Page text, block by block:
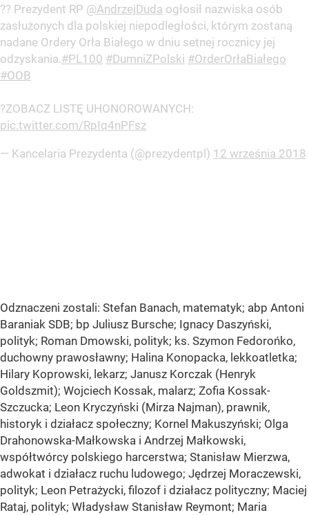
?? Prezydent RP @AndrzejDuda ogłosił nazwiska osób
zasłużonych dla polskiej niepodległości, którym zostaną
nadane Ordery Orła Białego w dniu setnej rocznicy jej
odzyskania.#PL100 #DumniZPolski #OrderOrłaBiałego
#OOB
?ZOBACZ LISTĘ UHONOROWANYCH:
pic.twitter.com/RpIq4nPFsz
— Kancelaria Prezydenta (@prezydentpl) 12 września 2018
Odznaczeni zostali: Stefan Banach, matematyk; abp Antoni
Baraniak SDB; bp Juliusz Bursche; Ignacy Daszyński,
polityk; Roman Dmowski, polityk; ks. Szymon Fedorońko,
duchowny prawosławny; Halina Konopacka, lekkoatletka;
Hilary Koprowski, lekarz; Janusz Korczak (Henryk
Goldszmit); Wojciech Kossak, malarz; Zofia Kossak-
Szczucka; Leon Kryczyński (Mirza Najman), prawnik,
historyk i działacz społeczny; Kornel Makuszyński; Olga
Drahonowska-Małkowska i Andrzej Małkowski,
współtwórcy polskiego harcerstwa; Stanisław Mierzwa,
adwokat i działacz ruchu ludowego; Jędrzej Moraczewski,
polityk; Leon Petrażycki, filozof i działacz polityczny; Maciej
Rataj, polityk; Władysław Stanisław Reymont; Maria